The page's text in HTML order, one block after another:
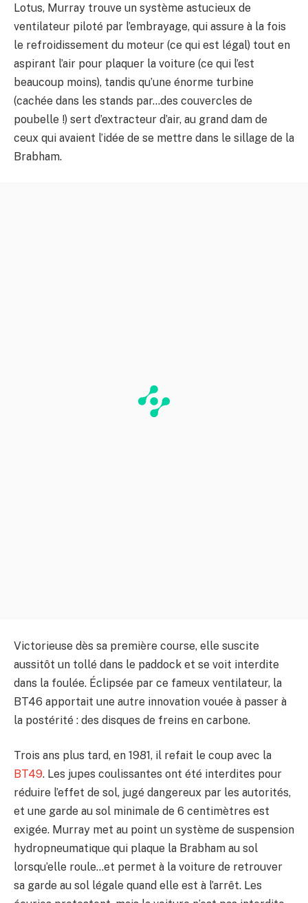
Lotus, Murray trouve un système astucieux de
ventilateur piloté par l’embrayage, qui assure à la fois
le refroidissement du moteur (ce qui est légal) tout en
aspirant l’air pour plaquer la voiture (ce qui l’est
beaucoup moins), tandis qu’une énorme turbine
(cachée dans les stands par…des couvercles de
poubelle !) sert d’extracteur d’air, au grand dam de
ceux qui avaient l’idée de se mettre dans le sillage de la
Brabham.
Victorieuse dès sa première course, elle suscite
aussitôt un tollé dans le paddock et se voit interdite
dans la foulée. Éclipsée par ce fameux ventilateur, la
BT46 apportait une autre innovation vouée à passer à
la postérité : des disques de freins en carbone.
Trois ans plus tard, en 1981, il refait le coup avec la
BT49. Les jupes coulissantes ont été interdites pour
réduire l’effet de sol, jugé dangereux par les autorités,
et une garde au sol minimale de 6 centimètres est
exigée. Murray met au point un système de suspension
hydropneumatique qui plaque la Brabham au sol
lorsqu’elle roule…et permet à la voiture de retrouver
sa garde au sol légale quand elle est à l’arrêt. Les